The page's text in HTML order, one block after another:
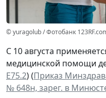
© yuragolub / Фотобанк
С 10 августа
медицинской помощи
Е75.2) (Приказ
№ 648н, зарег. в